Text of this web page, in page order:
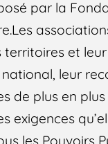
par la
et
leur
de plus en
les Pouvoirs